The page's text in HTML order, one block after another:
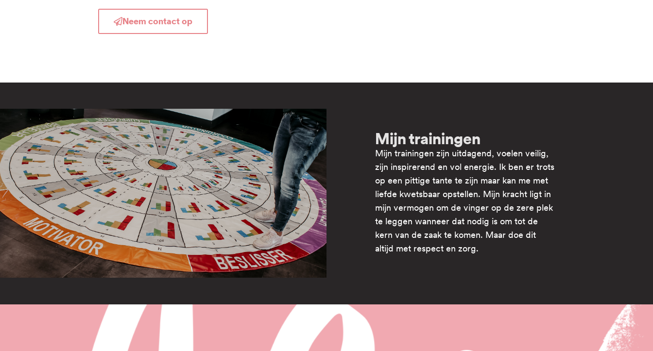
Neem contact op
Mijn trainingen
Mijn trainingen zijn uitdagend, voelen veilig,
zijn inspirerend en vol energie. Ik ben er trots
op een pittige tante te zijn maar kan me met
liefde kwetsbaar opstellen. Mijn kracht ligt in
mijn vermogen om de vinger op de zere plek
te leggen wanneer dat nodig is om tot de
kern van de zaak te komen. Maar doe dit
altijd met respect en zorg.